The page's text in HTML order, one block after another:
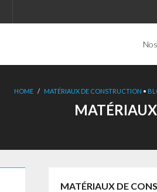
HOME / MATÉRIAUX DE CONSTRUCTION •
MATÉRIAUX DE